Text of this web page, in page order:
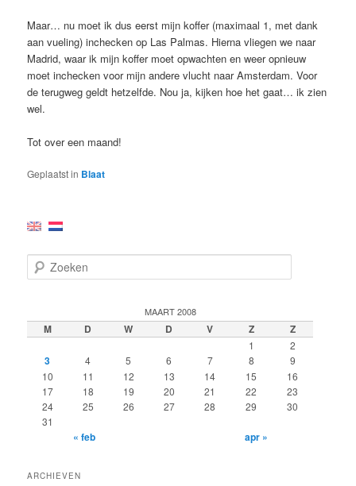
Maar… nu moet ik dus eerst mijn koffer (maximaal 1, met dank
aan vueling) inchecken op Las Palmas. Hierna vliegen we naar
Madrid, waar ik mijn koffer moet opwachten en weer opnieuw
moet inchecken voor mijn andere vlucht naar Amsterdam. Voor
de terugweg geldt hetzelfde. Nou ja, kijken hoe het gaat… ik zien
wel.
Tot over een maand!
Geplaatst in Blaat
o
e
n
MAART 2008
M D W D V Z Z
1 2
3 4 5 6 7 8
9
10
11 12 13 14 15
16
17
18 19 20 21 22
23
24
25 26 27 28 29
30
31
« feb apr »
ARCHIEVEN